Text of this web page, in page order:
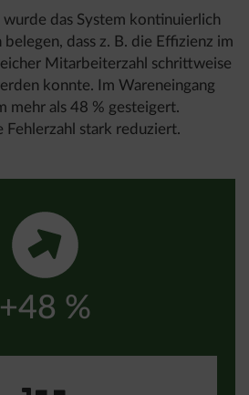
das System kontinuierlich
dass z. B. die Effizienz im
Mitarbeiterzahl schrittweise
konnte. Im Wareneingang
mehr als 48 % gesteigert.
Fehlerzahl stark reduziert.
+48 %